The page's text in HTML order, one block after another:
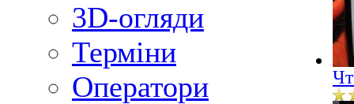
3D-огляди
Терміни
Оператори